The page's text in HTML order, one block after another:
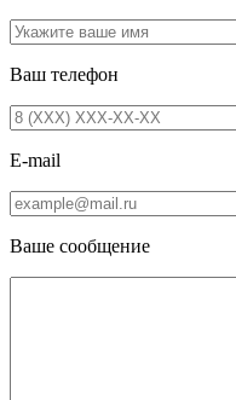
Ваш телефон
E-mail
Ваше сообщение